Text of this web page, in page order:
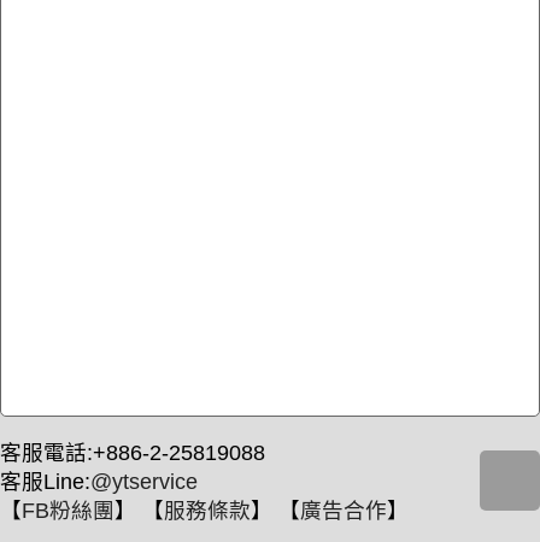
客服電話:+886-2-25819088
客服Line:@ytservice
【FB粉絲團 】 【服務條款】 【廣告合作】